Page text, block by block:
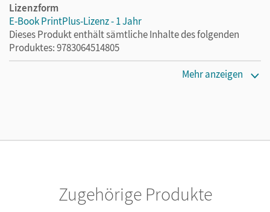
Lizenzform
E-Book PrintPlus-Lizenz - 1 Jahr
Dieses Produkt enthält sämtliche Inhalte des folgenden
Produktes: 9783064514805
ein Jahr lang ergänzend zum Print-Titel nutzen möchten.
Cornelsen Verlag
Mehr anzeigen
Zugehörige Produkte